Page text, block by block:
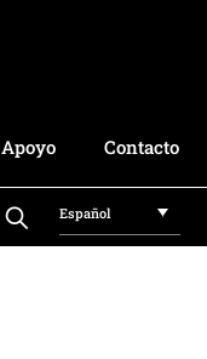
Apoyo Contacto
Español